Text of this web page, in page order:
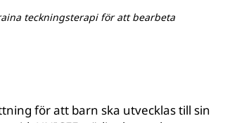
teckningsterapi för att bearbeta
för att barn ska utvecklas till sin